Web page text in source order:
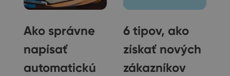
Ako správne
napísať
automatickú
6 tipov, ako
získať nových
zákazníkov